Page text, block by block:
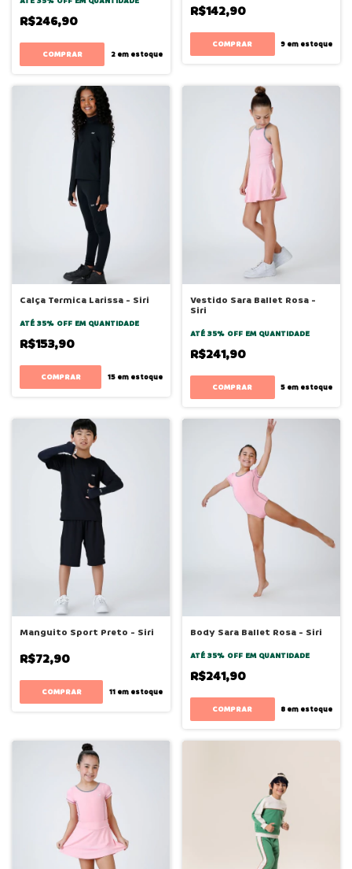
R$246,90
COMPRAR 2em estoque
R$142,90
COMPRAR 9 em estoque
Calça Termica Larissa - Siri
ATÉ 35% OFF EM QUANTIDADE
R$153,90
COMPRAR 15em estoque
Vestido Sara Ballet Rosa -
Siri
ATÉ 35% OFF EM QUANTIDADE
R$241,90
COMPRAR 5 em estoque
Manguito Sport Preto - Siri
R$72,90
COMPRAR 11em estoque
Body Sara Ballet Rosa - Siri
ATÉ 35% OFF EM QUANTIDADE
R$241,90
COMPRAR 8 em estoque